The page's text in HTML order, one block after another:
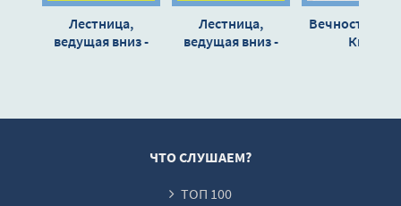
20
Лестница,
ведущая вниз -
Лестница,
ведущая вниз -
Вечность -
Ким
ЧТО СЛУШАЕМ?
ТОП 100